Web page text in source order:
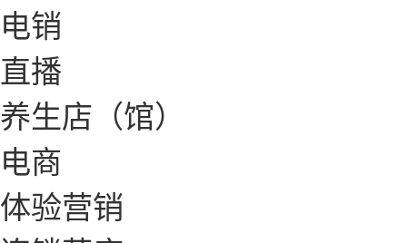
电销
直播
养生店（馆）
电商
体验营销